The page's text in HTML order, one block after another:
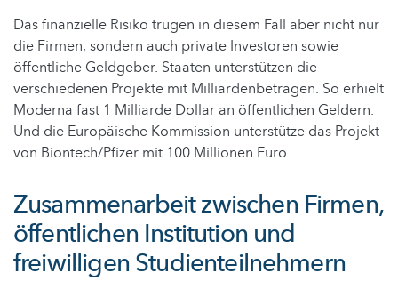
Das finanzielle Risiko trugen in diesem Fall aber nicht nur
die Firmen, sondern auch private Investoren sowie
öffentliche Geldgeber. Staaten unterstützen die
verschiedenen Projekte mit Milliardenbeträgen. So erhielt
Moderna fast 1 Milliarde Dollar an öffentlichen Geldern.
Und die Europäische Kommission unterstütze das Projekt
von Biontech/Pfizer mit 100 Millionen Euro.
Zusammenarbeit zwischen Firmen,
öffentlichen Institution und
freiwilligen Studienteilnehmern